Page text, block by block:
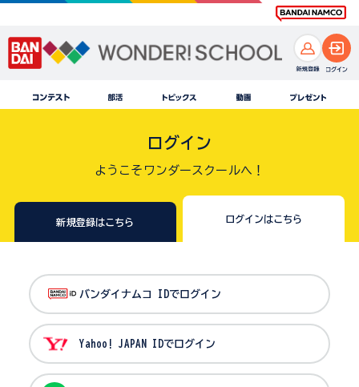
ログイン
ようこそワンダースクールへ！
新規登録はこちら ログインはこちら
バンダイナムコ IDでログイン
Yahoo! JAPAN IDでログイン